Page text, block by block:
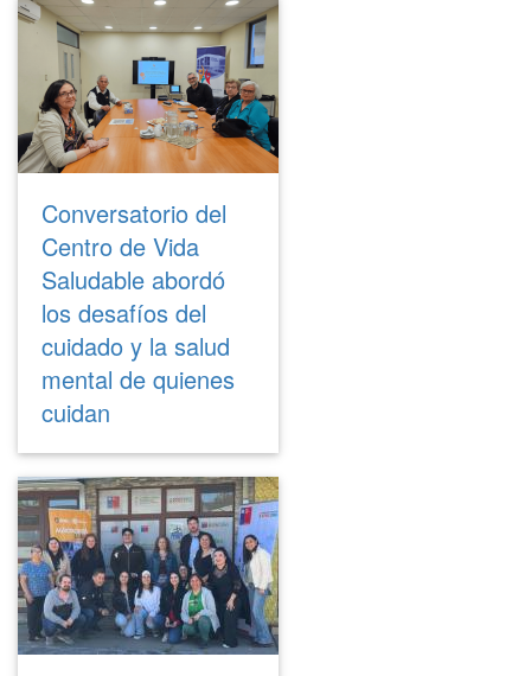
Conversatorio del
Centro de Vida
Saludable abordó
los desafíos del
cuidado y la salud
mental de quienes
cuidan